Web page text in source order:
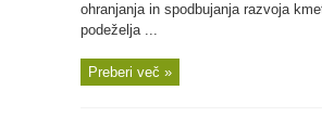
ohranjanja in spodbujanja razvoja
podeželja ...
Preberi več »